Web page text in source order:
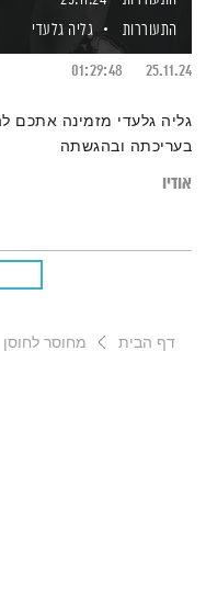
התעוררות
גליה גלעדי
25.11.24
01:29:48
גליה גלעדי מזמינה אתכם
בעריכתה ובהגשתה
אודיו
דף הבית מחוסר לחוסן